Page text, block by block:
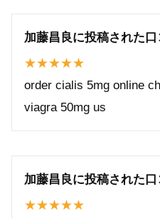
加藤昌良に投稿された口
order cialis 5mg online
viagra 50mg us
加藤昌良に投稿された口